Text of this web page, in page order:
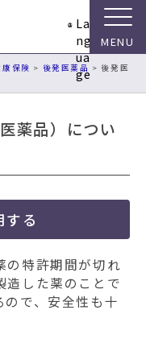
La
ng
ua
ge
保険 > 後発医薬品 > 後発医
薬品）につい
る
特許期間が切れ
造した薬のことで
で、安全性も十